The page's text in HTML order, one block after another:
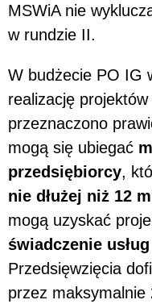
MSWiA nie
w rundzie II.
W budżecie PO IG
realizację
przeznaczono
mogą się ubiegać
przedsiębiorcy,
nie dłużej niż 12
mogą uzyskać
świadczenie
Przedsięwzięcia
przez maksymalnie